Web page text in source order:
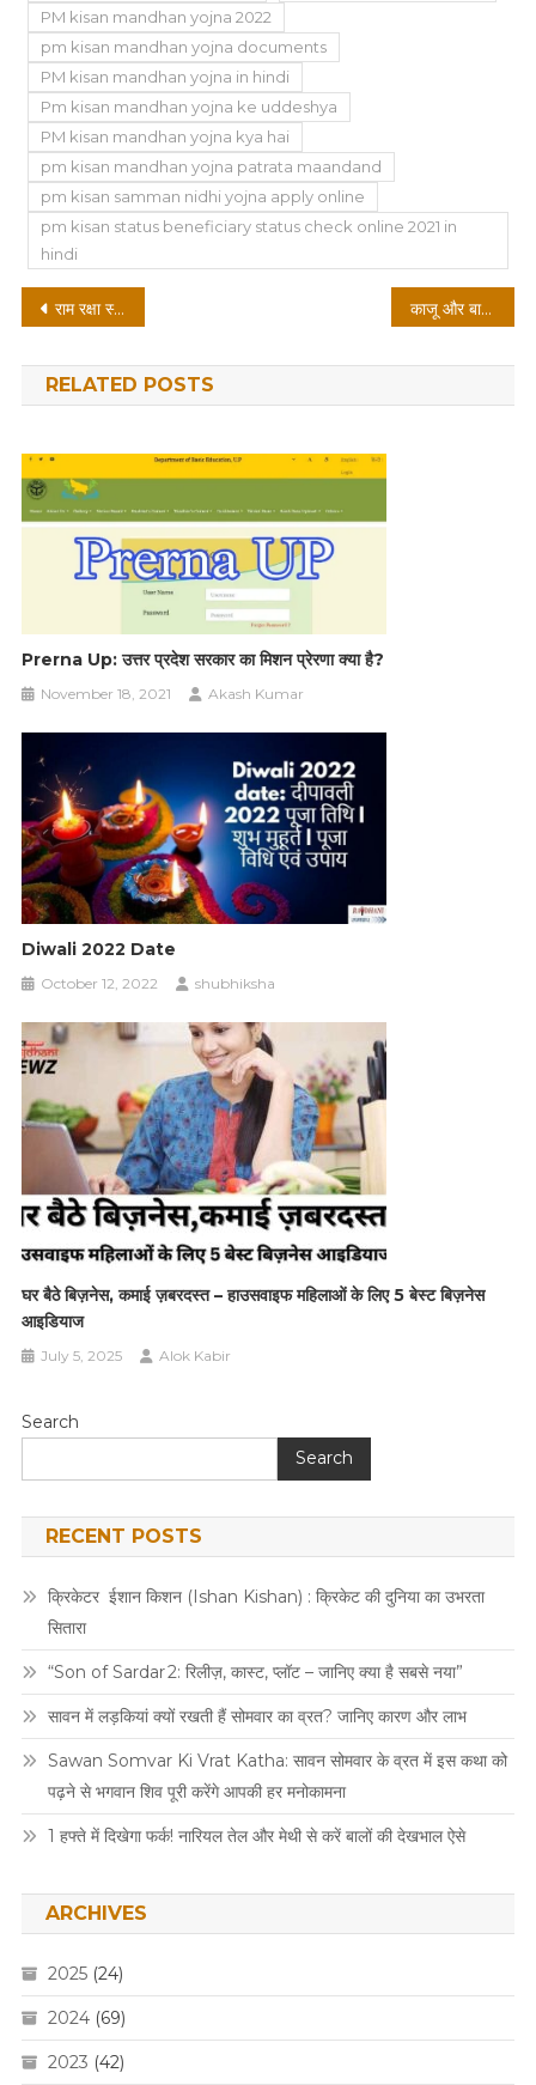
PM kisan mandhan yojna 2022
pm kisan mandhan yojna documents
PM kisan mandhan yojna in hindi
Pm kisan mandhan yojna ke uddeshya
PM kisan mandhan yojna kya hai
pm kisan mandhan yojna patrata maandand
pm kisan samman nidhi yojna apply online
pm kisan status beneficiary status check online 2021 in
hindi
Post
navigation
राम रक्षा स्तोत्र| Ram raksha stotra काजू और बादाम खाने के फायदें
RELATED POSTS
Prerna Up: उत्तर प्रदेश सरकार का मिशन प्रेरणा क्या है?
November 18, 2021 Akash Kumar
Diwali 2022 Date
October 12, 2022 shubhiksha
घर बैठे बिज़नेस, कमाई ज़बरदस्त – हाउसवाइफ महिलाओं के लिए 5 बेस्ट बिज़नेस
आइडियाज
July 5, 2025 Alok Kabir
Search
Search
RECENT POSTS
क्रिकेटर ईशान किशन (Ishan Kishan) : क्रिकेट की दुनिया का उभरता
सितारा
“Son of Sardar 2: रिलीज़, कास्ट, प्लॉट – जानिए क्या है सबसे नया”
सावन में लड़कियां क्यों रखती हैं सोमवार का व्रत? जानिए कारण और लाभ
Sawan Somvar Ki Vrat Katha: सावन सोमवार के व्रत में इस कथा को
पढ़ने से भगवान शिव पूरी करेंगे आपकी हर मनोकामना
1 हफ्ते में दिखेगा फर्क! नारियल तेल और मेथी से करें बालों की देखभाल ऐसे
ARCHIVES
2025(24)
2024(69)
2023 (42)